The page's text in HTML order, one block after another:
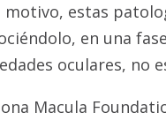
estas
en una
oculares, no
Macula